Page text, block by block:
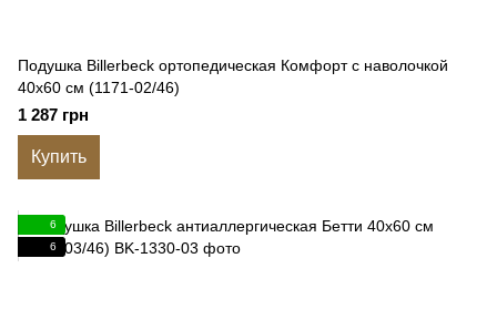
Подушка Billerbeck ортопедическая Комфорт с наволочкой
40x60 см (1171-02/46)
1 287 грн
Купить
6
6